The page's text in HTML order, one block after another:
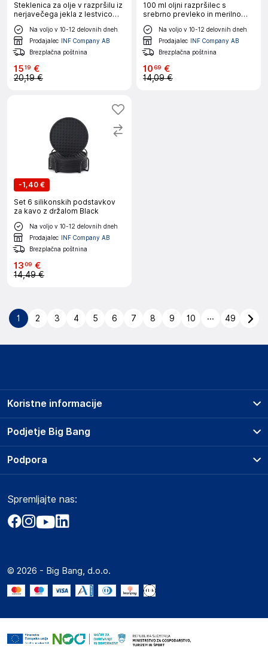
Steklenica za olje v razpršilu iz
nerjavečega jekla z lestvico
Model 1
Na voljo v 10-12 delovnih dneh
Prodajalec INF Company AB
Brezplačna poštnina
1519 €
20,19 €
100 ml oljni razpršilec s
srebrno prevleko in merilno
skalo za cvrtnik na vroč zrak
Model 1Na voljo v 10-12 delovnih dneh
Prodajalec INF Company AB
Brezplačna poštnina
1069 €
14,09 €
-1,40 €
Set 6 silikonskih podstavkov
za kavo z držalom Black
Na voljo v 10-12 delovnih dneh
Prodajalec INF Company AB
Brezplačna poštnina
1309 €
14,49 €
1 2 3 4 5 6 7 8 9 10 ... 49
Podjetje Big Bang
O podjetju
Obvestila za javnost
Akt o digitalnih storitvah
Marketplace za partnerje
Novosti
Koristne informacije
Prodajna mesta
Storitve
Dostava, vnos in odvoz
Zavarovanje izdelkov
Podpora
Marketplace
Kako oddati naročilo?
Spremljajte nas:
© 2026 - Big Bang, d.o.o.